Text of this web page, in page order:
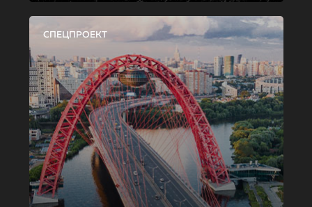
СПЕЦПРОЕКТ